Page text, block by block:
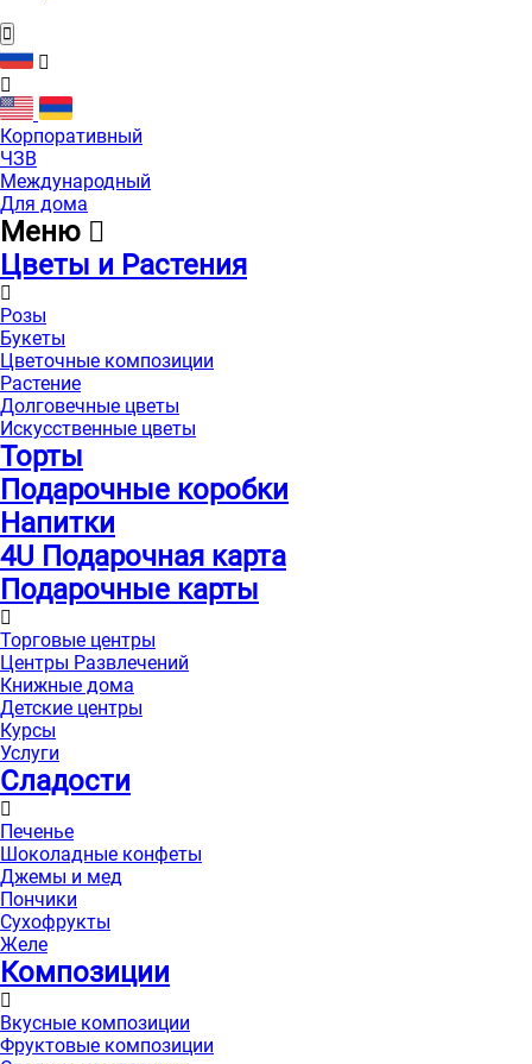
Корпоративный
ЧЗВ
Международный
Для дома
Меню
Цветы и Растения
Розы
Букеты
Цветочные композиции
Растение
Долговечные цветы
Искусственные цветы
Торты
Подарочные коробки
Напитки
4U Подарочная карта
Подарочные карты
Торговые центры
Центры Развлечений
Книжные дома
Детские центры
Курсы
Услуги
Сладости
Печенье
Шоколадные конфеты
Джемы и мед
Пончики
Сухофрукты
Желе
Композиции
Вкусные композиции
Фруктовые композиции